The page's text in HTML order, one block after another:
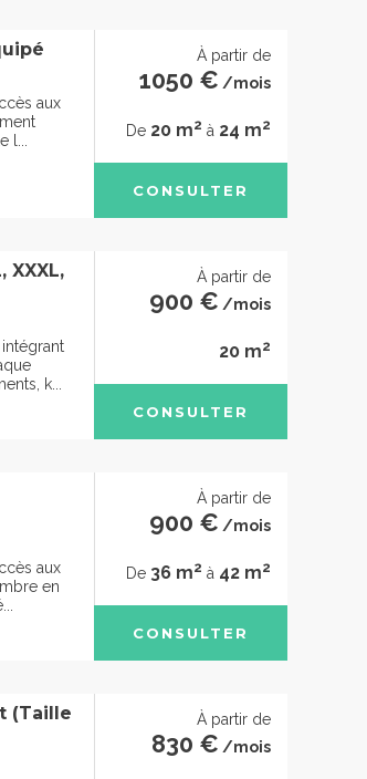
aux
À partir de
1050 € /mois
De 20 m2 à 24 m2
CONSULTER
XXXL,
k...
À partir de
900 € /mois
20 m2
CONSULTER
aux
en
À partir de
900 € /mois
De 36 m2 à 42 m2
CONSULTER
(Taille
À partir de
830 € /mois